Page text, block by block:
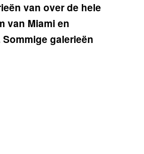
van over de hele
van Miami en
galerieën